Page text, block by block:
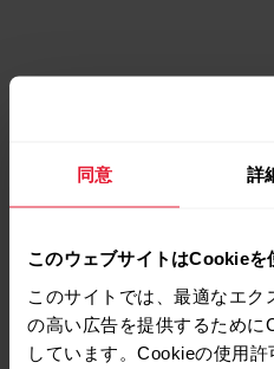
同意 詳
このウェブサイトはCookieを
このサイトでは、最適なエ
の高い広告を提供するために
しています。Cookieの使用
対